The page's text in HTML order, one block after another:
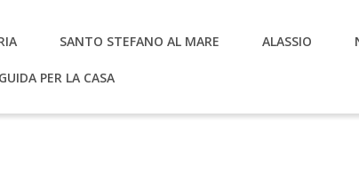
SANTO STEFANO AL MARE ALASSIO
GUIDA PER LA CASA